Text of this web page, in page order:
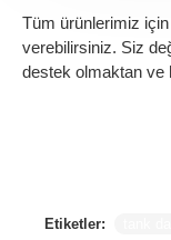
Tüm ürünlerimiz için
verebilirsiniz. Siz
destek olmaktan ve
Etiketler: